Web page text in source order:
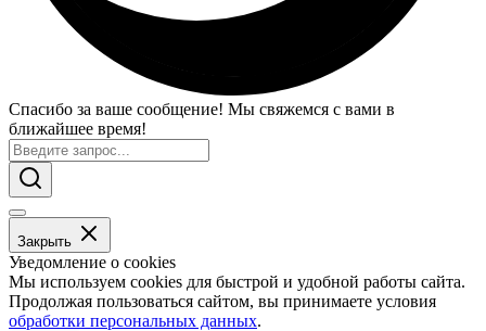
Спасибо за ваше сообщение! Мы свяжемся с вами в
ближайшее время!
Закрыть
Уведомление о cookies
Мы используем cookies для быстрой и удобной работы сайта.
Продолжая пользоваться сайтом, вы принимаете условия
обработки персональных данных.